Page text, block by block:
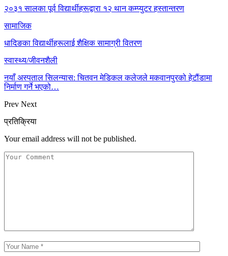
२०३१ सालका पूर्व विद्यार्थीहरूद्वारा १२ थान कम्प्युटर हस्तान्तरण
सामाजिक
धादिङका विद्यार्थीहरूलाई शैक्षिक सामाग्री वितरण
स्वास्थ्य/जीवनशैली
नयाँ अस्पताल सिलन्यास: चितवन मेडिकल कलेजले मकवानपुरको हेटौंडामा
निर्माण गर्ने भएको…
Prev Next
प्रतिक्रिया
Your email address will not be published.